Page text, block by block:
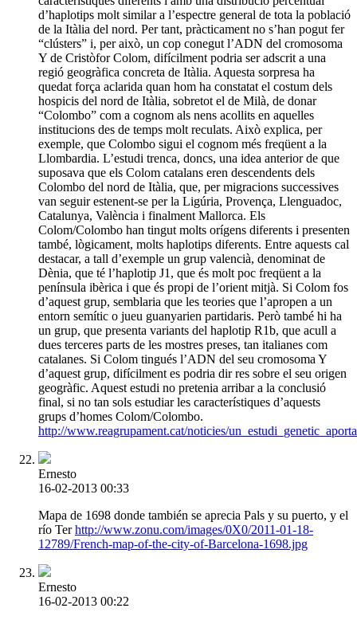
d’haplotips molt similar a l’espectre general de tota la població
de la Itàlia del nord. Per tant, pràcticament no s’han pogut fer
“clústers” i, per això, un cop conegut l’ADN del cromosoma
Y de Cristòfor Colom, difícilment podria ser adscrit a una
regió geogràfica concreta de Itàlia. Aquesta sorpresa ha
quedat força aclarida quan hom ha constatat el costum dels
hospicis del nord de Itàlia, sobretot el de Milà, de donar
“Colombo” com a cognom als nens acollits en aquelles
institucions des de temps molt reculats. Això explica, per
exemple, que Colombo sigui el cognom més freqüent a la
Llombardia. L’estudi trenca, doncs, una idea anterior de que
suposava que els Colom catalans eren descendents dels
Colombo del nord de Itàlia, que, per migracions successives
van seguir estenent-se per la Ligúria, Provença, Llenguadoc,
Catalunya, València i finalment Mallorca. Els
Colom/Colombo han tingut molts orígens diferents i presenten
també, lògicament, molts haplotips diferents. Entre aquests cal
destacar, a tall d’exemple un grup valencià, denominat de
Dènia, que té l’haplotip J1, que és molt poc freqüent a la
península ibèrica i que és propi de l’orient mitjà. Si Colom fos
d’aquest grup, semblaria que les teories que l’apropen a un
entorn semític o jueu guanyarien partidaris. Però també hi ha
un grup, que presenta variants del haplotip R1b, que acull a
dues terceres parts de les mostres preses, tan italianes com
catalanes. Si Colom tingués l’ADN del seu cromosoma Y
d’aquest grup, difícilment es podria dir res sobre el seu origen
geogràfic. Aquest estudi no pretenia arribar a la conclusió
final, si no tan sols estudiar les característiques d’aquests
grups d’homes Colom/Colombo.
http://www.reagrupament.cat/noticies/
Ernesto
16-02-2013 00:33
Mapa de 1698 donde también se aprecia Pals y su puerto, y el
río Terhttp://www.zonu.com/images/0X0/2011-01-18-
12789/French-map-of-the-city-of-Barcelona-1698.jpg
Ernesto
16-02-2013 00:22